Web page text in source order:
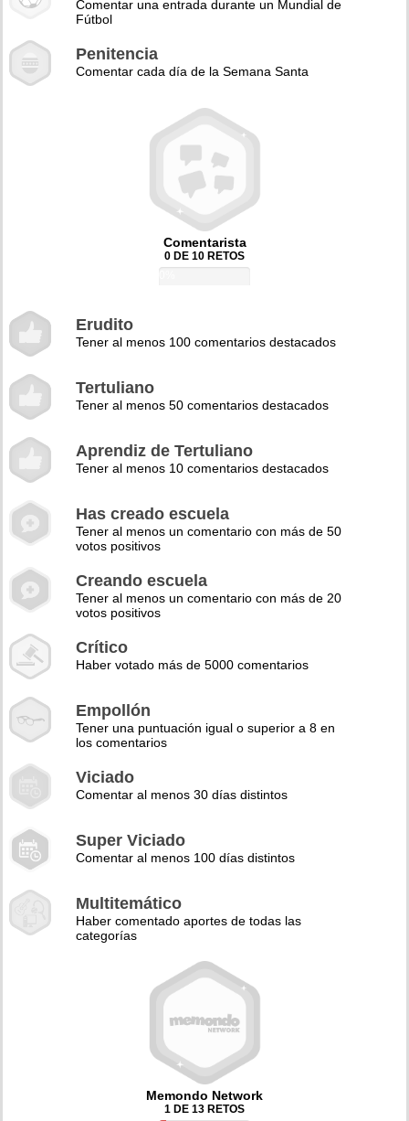
Comentar una entrada durante un Mundial de
Fútbol
Penitencia
Comentar cada día de la Semana Santa
Comentarista
0 DE 10 RETOS
Erudito
Tener al menos 100 comentarios destacados
Tertuliano
Tener al menos 50 comentarios destacados
Aprendiz de Tertuliano
Tener al menos 10 comentarios destacados
Has creado escuela
Tener al menos un comentario con más de 50
votos positivos
Creando escuela
Tener al menos un comentario con más de 20
votos positivos
Crítico
Haber votado más de 5000 comentarios
Empollón
Tener una puntuación igual o superior a 8 en
los comentarios
Viciado
Comentar al menos 30 días distintos
Super Viciado
Comentar al menos 100 días distintos
Multitemático
Haber comentado aportes de todas las
categorías
Memondo Network
1 DE 13 RETOS